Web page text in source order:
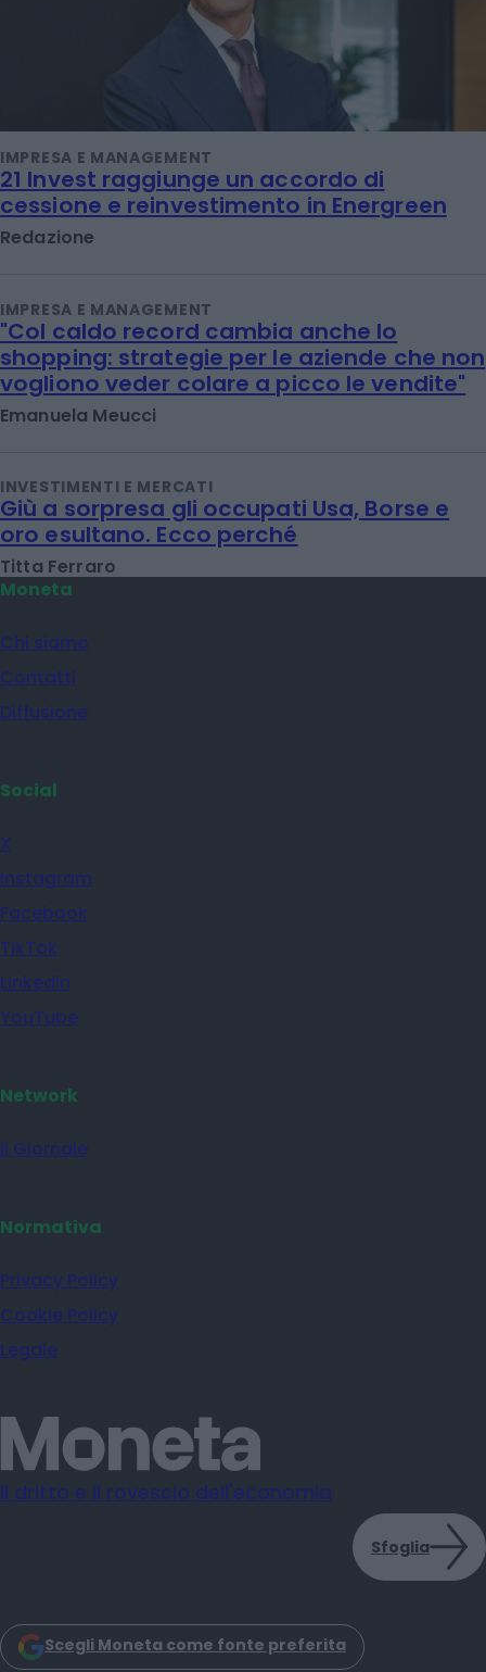
IMPRESA E MANAGEMENT
21 Invest raggiunge un accordo di
cessione e reinvestimento in Energreen
Redazione
IMPRESA E MANAGEMENT
"Col caldo record cambia anche lo
shopping: strategie per le aziende che non
vogliono veder colare a picco le vendite"
Emanuela Meucci
INVESTIMENTI E MERCATI
Giù a sorpresa gli occupati Usa, Borse e
oro esultano. Ecco perché
Titta Ferraro
Moneta
Chi siamo
Contatti
Diffusione
Social
X
Instagram
Facebook
TikTok
Linkedin
YouTube
Network
il Giornale
Normativa
Privacy Policy
Cookie Policy
Legale
Il dritto e il rovescio dell'economia
Sfoglia
Scegli Moneta come fonte preferita